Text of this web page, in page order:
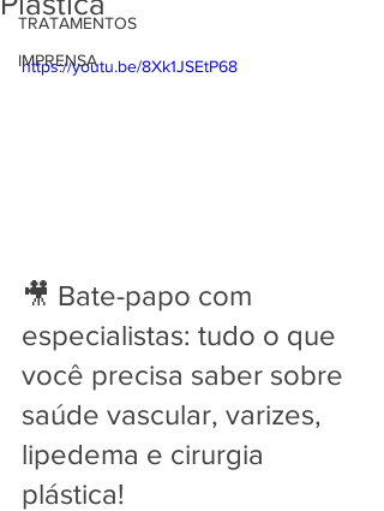
TRATAMENTOS
IMPRENSA
https://youtu.be/8Xk1JSEtP68
🎥 Bate-papo com
especialistas: tudo o que
você precisa saber sobre
saúde vascular, varizes,
lipedema e cirurgia
plástica!